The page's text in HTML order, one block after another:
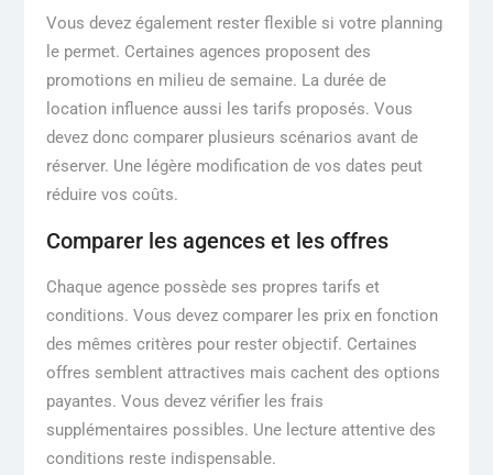
Vous devez également rester flexible si votre planning
le permet. Certaines agences proposent des
promotions en milieu de semaine. La durée de
location influence aussi les tarifs proposés. Vous
devez donc comparer plusieurs scénarios avant de
réserver. Une légère modification de vos dates peut
réduire vos coûts.
Comparer les agences et les offres
Chaque agence possède ses propres tarifs et
conditions. Vous devez comparer les prix en fonction
des mêmes critères pour rester objectif. Certaines
offres semblent attractives mais cachent des options
payantes. Vous devez vérifier les frais
supplémentaires possibles. Une lecture attentive des
conditions reste indispensable.